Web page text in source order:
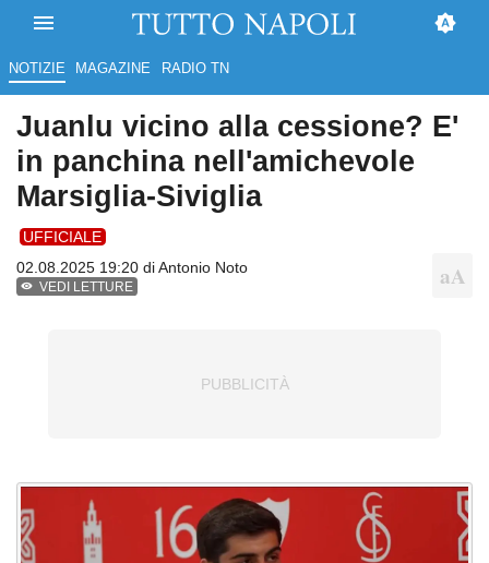
NOTIZIE MAGAZINE RADIO TN
Juanlu vicino alla cessione? E'
in panchina nell'amichevole
Marsiglia-Siviglia
UFFICIALE
02.08.2025 19:20 diAntonio Noto
VEDI LETTURE